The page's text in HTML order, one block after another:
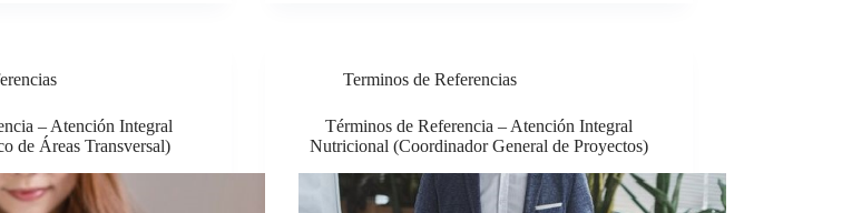
– Atención Integral
de Áreas Transversal)
Terminos de Referencias
Términos de Referencia – Atención Integral
Nutricional (Coordinador General de Proyectos)